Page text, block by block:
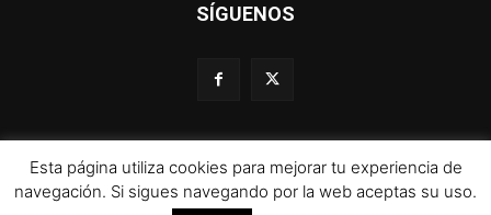
SÍGUENOS
© 1995-2024 Color Vivo Internet. Otros contenidos se cita fuente.
Esta página utiliza cookies para mejorar tu experiencia de
navegación. Si sigues navegando por la web aceptas su uso.